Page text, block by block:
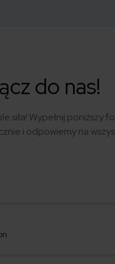
do nas!
siła! Wypełnij poniższy
i odpowiemy na